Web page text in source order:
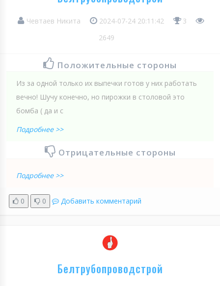
Чевтаев Никита 2024-07-24 20:11:42
3
2649
Положительные стороны
Из за одной только их выпечки готов у них работать
вечно! Шучу конечно, но пирожки в столовой это
бомба ( да и с
Подробнее >>
Отрицательные стороны
Подробнее >>
0 0 Добавить комментарий
Белтрубопроводстрой